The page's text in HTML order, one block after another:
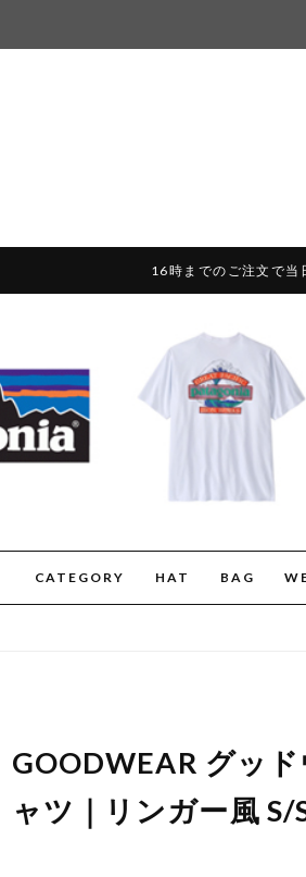
16時までのご注文で
CATEGORY HAT BAG
GOODWEAR グッ
ャツ｜リンガー風